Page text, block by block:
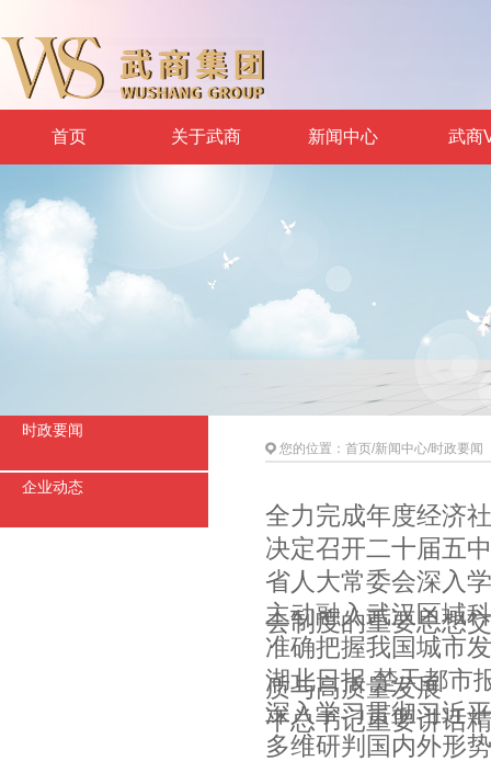
首页 关于武商 新闻中心 武商
时政要闻
企业动态
您的位置： 首页/新闻中心/时政要闻
全力完成年度经济
决定召开二十届五
省人大常委会深入
会制度的重要思想
主动融入武汉区域
准确把握我国城市
质与高质量发展
湖北日报 楚天都市
平总书记重要讲话
深入学习贯彻习近
多维研判国内外形